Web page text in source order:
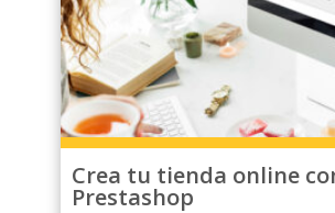
Crea tu tienda online
Prestashop